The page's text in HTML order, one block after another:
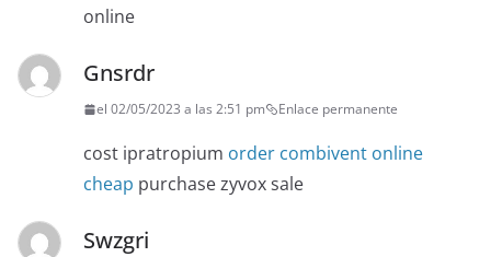
online
Gnsrdr
el 02/05/2023 a las 2:51 pm Enlace permanente
cost ipratropium order combivent online
cheap purchase zyvox sale
Swzgri